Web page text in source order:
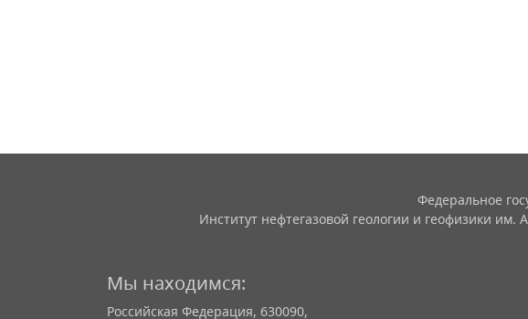
Федеральное
Институт нефтегазовой геологии и геофизики
Мы находимся:
Российская Федерация, 630090,